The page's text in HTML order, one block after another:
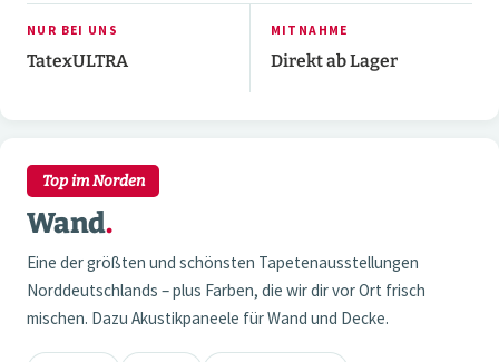
NUR BEI UNS
TatexULTRA
MITNAHME
Direkt ab Lager
02 — WAND
Top im Norden
Wand.
Eine der größten und schönsten Tapetenausstellungen
Norddeutschlands – plus Farben, die wir dir vor Ort frisch
mischen. Dazu Akustikpaneele für Wand und Decke.